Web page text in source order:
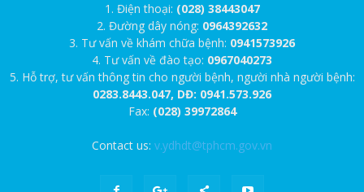
1. Điện thoại: (028) 38443047
2. Đường dây nóng: 0964392632
3. Tư vấn về khám chữa bệnh: 0941573926
4. Tư vấn về đào tạo: 0967040273
5. Hỗ trợ, tư vấn thông tin cho người bệnh, người nhà người bệnh:
0283.8443.047, DĐ: 0941.573.926
Fax: (028) 39972864
Contact us: v.ydhdt@tphcm.gov.vn